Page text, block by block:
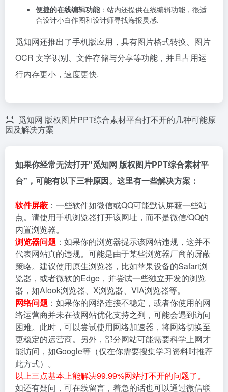
便捷的在线编辑功能：站内还提供在线编辑功能，很适
合设计小白作图和设计师寻找海报灵感.
觅知网还推出了手机版应用，具有图片格式转换、图片
OCR 文字识别、文件存储与分享等功能，并且占用运
行内存更小，速度更快.
觅知网 版权图片PPT综合素材平台打不开的几种可能原
因及解决方案
如果你经常无法打开"觅知网 版权图片PPT综合素材平
台"，可能有以下三种原因。这里有一些解决方案：
软件屏蔽 ：一些软件如微信或QQ可能默认屏蔽一些站
点。请使用手机浏览器打开该网址，而不是微信/QQ的
内置浏览器。
浏览器问题 ：如果你的浏览器提示该网站违规，这并不
代表网站真的违规。可能是由于某些浏览器厂商的屏蔽
策略。建议使用原生浏览器，比如苹果设备的Safari浏
览器，或者微软的Edge，并尝试一些独立开发的浏览
器，如Alook浏览器、X浏览器、VIA浏览器等。
网络问题 ：如果你的网络连接不稳定，或者你使用的网
络运营商并未在被网站优化支持之列，可能会遇到访问
困难。此时，可以尝试使用网络加速器，将网络切换至
更稳定的运营商。另外，部分网站可能需要科学上网才
能访问，如Google等（仅在你需要搜集学习资料时推荐
此方式）。
以上三点基本上能解决99.99%网站打不开的问题了。
如还有疑问，可在线留言，着急的话也可以通过微信联